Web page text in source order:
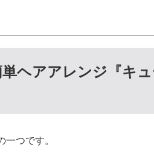
ヘアアレンジ『キ
つです。